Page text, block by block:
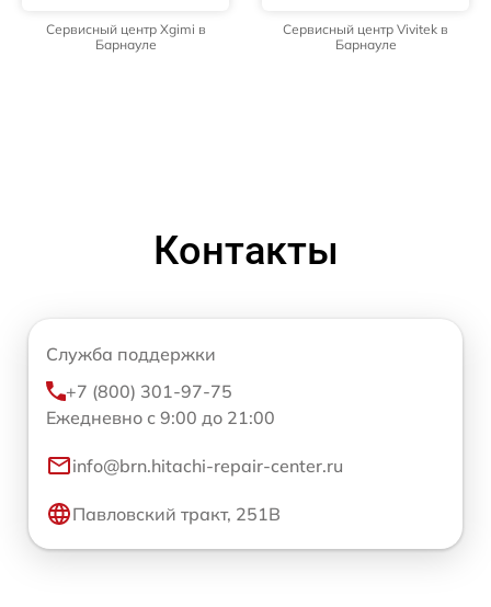
Сервисный центр Xgimi в
Барнауле
Сервисный центр Vivitek в
Барнауле
Контакты
Служба поддержки
+7 (800) 301-97-75
Ежедневно с 9:00 до 21:00
info@brn.hitachi-repair-center.ru
Павловский тракт, 251В